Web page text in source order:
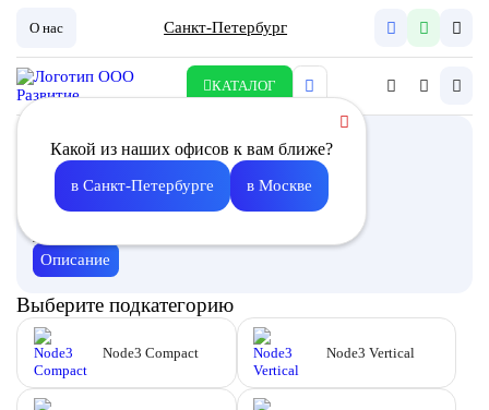
О нас Санкт-Петербург
КАТАЛОГ
Какой из наших офисов к вам ближе?
в Санкт-Петербурге в Москве
Приточно-вытяжная
установка с роторным
рекуператором
Описание
Выберите подкатегорию
Node3 Compact Node3 Vertical